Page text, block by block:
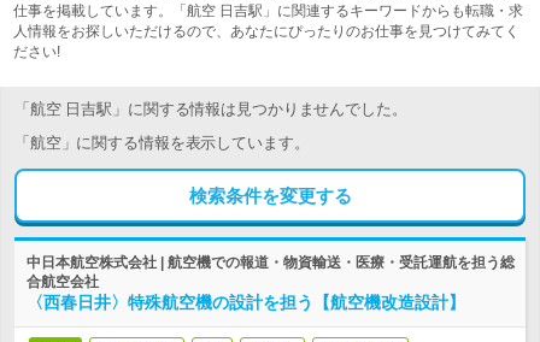
仕事を掲載しています。「航空 日吉駅」に関連するキーワードからも転職・求
人情報をお探しいただけるので、あなたにぴったりのお仕事を見つけてみてく
ださい!
「航空 日吉駅」に関する情報は見つかりませんでした。
「航空」に関する情報を表示しています。
検索条件を変更する
中日本航空株式会社 | 航空機での報道・物資輸送・医療・受託運航を担う総
合航空会社
〈西春日井〉特殊航空機の設計を担う【航空機改造設計】